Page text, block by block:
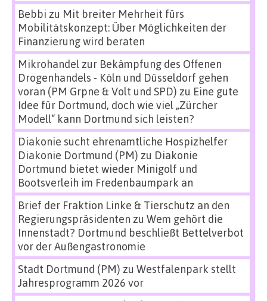
Bebbi zu Mit breiter Mehrheit fürs
Mobilitätskonzept: Über Möglichkeiten der
Finanzierung wird beraten
Mikrohandel zur Bekämpfung des Offenen
Drogenhandels - Köln und Düsseldorf gehen
voran (PM Grpne & Volt und SPD) zu Eine gute
Idee für Dortmund, doch wie viel „Zürcher
Modell“ kann Dortmund sich leisten?
Diakonie sucht ehrenamtliche Hospizhelfer
Diakonie Dortmund (PM) zu Diakonie
Dortmund bietet wieder Minigolf und
Bootsverleih im Fredenbaumpark an
Brief der Fraktion Linke & Tierschutz an den
Regierungspräsidenten zu Wem gehört die
Innenstadt? Dortmund beschließt Bettelverbot
vor der Außengastronomie
Stadt Dortmund (PM) zu Westfalenpark stellt
Jahresprogramm 2026 vor